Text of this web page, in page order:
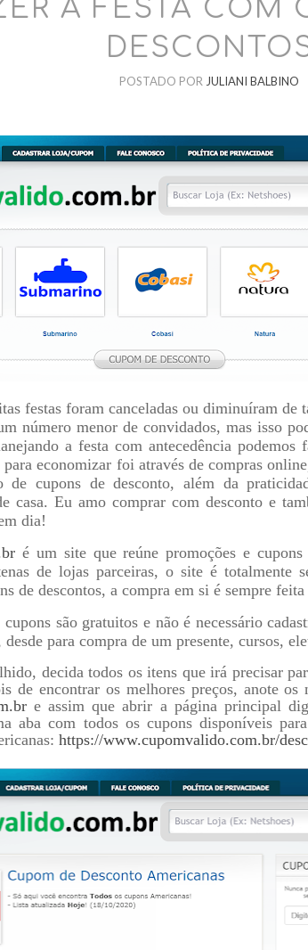
A FESTA COM
POSTADO POR JULIANI BALBINO
festas foram canceladas ou diminuíram de
número menor de convidados, mas isso
a festacom antecedência podemos
economizar foi através de compras
de cupons de desconto, além da
casa. Eu amo comprar com desconto e
dia!
é um site que reúne promoções e
de lojas parceiras, o site é totalmente
de descontos, a compra em si é sempre
são gratuitos e não é necessário
desde para compra de um presente, cursos,
decida todos os itens que irá precisar
de encontrar os melhores preços, anote os
e assim que abrir a página principal
aba com todos os cupons disponíveis
https://www.cupomvalido.com.br/